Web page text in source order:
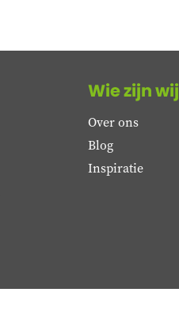
Wie zijn wij
Over ons
Blog
Inspiratie